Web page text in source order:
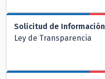
Solicitud de Información
Ley de Transparencia